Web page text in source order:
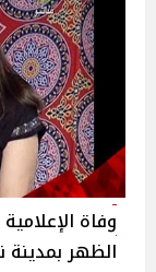
وفاة
الظهر بمدينة